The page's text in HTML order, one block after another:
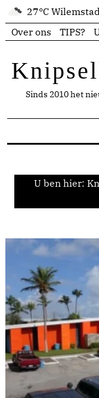
27°C
Over ons
TIPS?
Sinds 2010 het
U ben hier: